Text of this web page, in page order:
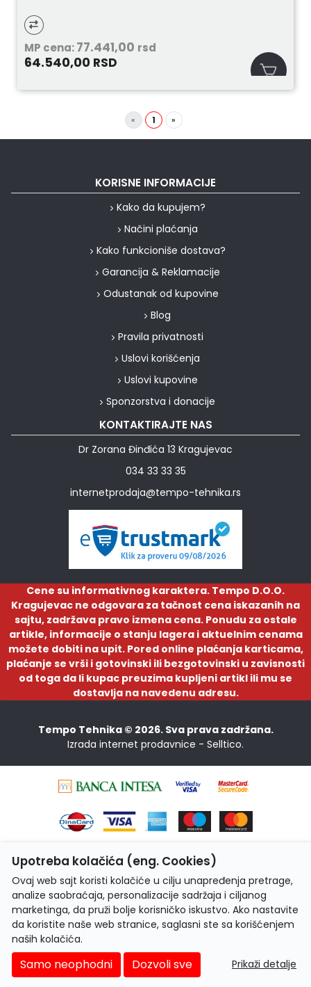
MP cena:77.441,00 rsd
64.540,00 RSD
« 1 »
KORISNE INFORMACIJE
Kako da kupujem?
Načini plaćanja
Kako funkcioniše dostava?
Garancija & Reklamacije
Odustanak od kupovine
Blog
Pravila privatnosti
Uslovi korišćenja
Uslovi kupovine
Sponzorstva i donacije
KONTAKTIRAJTE NAS
Dr Zorana Đinđića 13 Kragujevac
034 33 33 35
internetprodaja@tempo-tehnika.rs
Cene su informativnog karaktera. Tempo D.O.O.
Kragujevac ne odgovara za tačnost cena iskazanih na
sajtu, zadržava pravo izmena cena. Ponudu za ostale
artikle, informacije o stanju lagera i aktuelnim cenama
možete dobiti na upit. Pored online plaćanja karticama,
plaćanje se vrši i gotovinski ili bezgotovinski u zavisnosti
od toga da li kupac preuzima kupljeni artikl ili mu se
dostavlja na navedenu adresu.
Tempo Tehnika © 2026. Sva prava zadržana.
Izrada internet prodavnice - Selltico.
Upotreba kolačića (eng. Cookies)
Ovaj web sajt koristi kolačiće u cilju unapređenja pretrage,
analize saobraćaja, personalizacije sadržaja i ciljanog
marketinga, da pruži bolje korisničko iskustvo. Ako nastavite
da koristite naše web stranice, saglasni ste sa korišćenjem
naših kolačića.
Samo neophodni Dozvoli sve Prikaži detalje